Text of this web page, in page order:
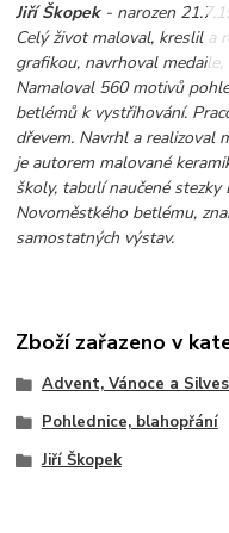
Jiří Škopek- narozen
Celý život maloval, kreslil a
grafikou, navrhoval
Namaloval 560 motivů
betlémů k vystřihování.
dřevem. Navrhl a realizoval
je autorem malované
školy, tabulí naučené
Novoměstkého betlému,
samostatných výstav.
Zboží zařazeno v
Advent, Vánoce a
Pohlednice, blahopřání
Jiří Škopek